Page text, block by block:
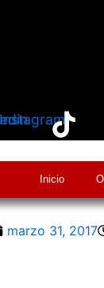
Inicio
marzo 31, 2017